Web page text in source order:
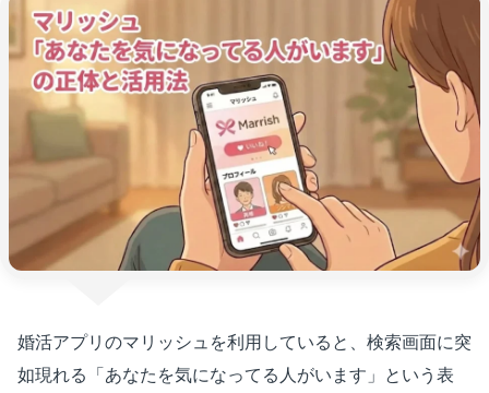
婚活アプリのマリッシュを利用していると、検索画面に突
如現れる「あなたを気になってる人がいます」という表